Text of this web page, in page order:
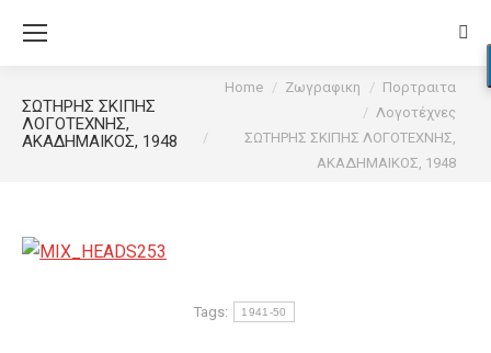
ΣΩΤΗΡΗΣ ΣΚΙΠΗΣ
ΛΟΓΟΤΕΧΝΗΣ,
ΑΚΑΔΗΜΑΙΚΟΣ, 1948
You are here:
Home Ζωγραφικη
Πορτραιτα
Λογοτέχνες
ΣΩΤΗΡΗΣ ΣΚΙΠΗΣ ΛΟΓΟΤΕΧΝΗΣ,
ΑΚΑΔΗΜΑΙΚΟΣ, 1948
Tags: 1941-50